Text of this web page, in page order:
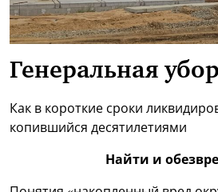
Генеральная
Как в короткие сроки
копившийся десятилетиями
Найти и